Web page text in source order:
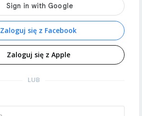
Zaloguj się z Facebook
Zaloguj się z Apple
LUB